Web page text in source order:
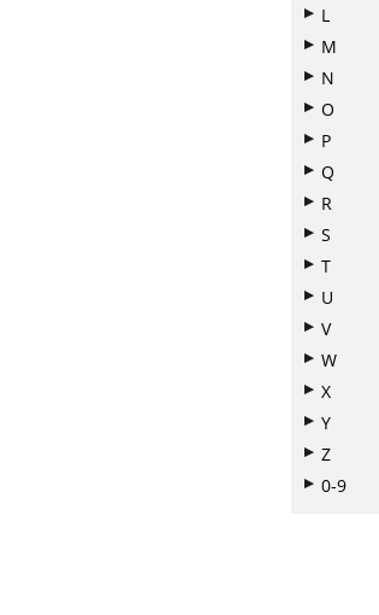
L
M
N
O
P
Q
R
S
T
U
V
W
X
Y
Z
0-9